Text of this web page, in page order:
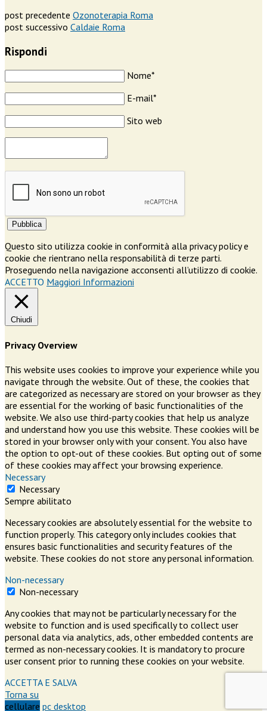
post precedente Ozonoterapia Roma
post successivo Caldaie Roma
Rispondi
Nome*
E-mail*
Sito web
Pubblica
Questo sito utilizza cookie in conformità alla privacy policy e
cookie che rientrano nella responsabilità di terze parti.
Proseguendo nella navigazione acconsenti all’utilizzo di cookie.
ACCETTO Maggiori Informazioni
Chiudi
Privacy Overview
This website uses cookies to improve your experience while you
navigate through the website. Out of these, the cookies that
are categorized as necessary are stored on your browser as they
are essential for the working of basic functionalities of the
website. We also use third-party cookies that help us analyze
and understand how you use this website. These cookies will be
stored in your browser only with your consent. You also have
the option to opt-out of these cookies. But opting out of some
of these cookies may affect your browsing experience.
Necessary
Necessary
Sempre abilitato
Necessary cookies are absolutely essential for the website to
function properly. This category only includes cookies that
ensures basic functionalities and security features of the
website. These cookies do not store any personal information.
Non-necessary
Non-necessary
Any cookies that may not be particularly necessary for the
website to function and is used specifically to collect user
personal data via analytics, ads, other embedded contents are
termed as non-necessary cookies. It is mandatory to procure
user consent prior to running these cookies on your website.
ACCETTA E SALVA
Torna su
cellulare pc desktop